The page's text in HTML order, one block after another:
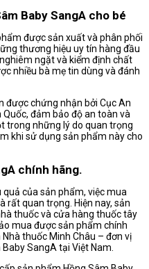
Baby SangA cho bé
được sản xuất và phân phối
thương hiệu uy tín hàng đầu
ngặt và kiểm định chất
nhiều bà mẹ tin dùng và đánh
được chứng nhận bởi Cục An
đảm bảo độ an toàn và
trong những lý do quan trọng
khi sử dụng sản phẩm này cho
chính hãng.
của sản phẩm, việc mua
rất quan trọng. Hiện nay, sản
thuốc và cửa hàng thuốc tây
mua được sản phẩm chính
Nhà thuốc Minh Châu – đơn vị
SangA tại Việt Nam.